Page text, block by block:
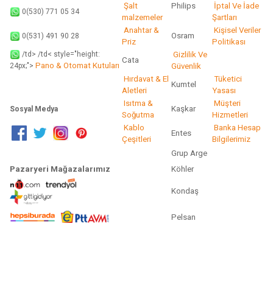
0(530) 771 05 34
Şalt
malzemeler
Philips
İptal Ve İade
Şartları
0(531) 491 90 28
Anahtar &
Priz
Osram
Kişisel Veriler
Politikası
/td> /td< style="height:
24px;"> Pano & Otomat Kutuları
Cata
Gizlilik Ve
Güvenlik
Hırdavat & El
Aletleri
Kumtel
Tüketici
Yasası
Sosyal Medya
Isıtma &
Soğutma
Kaşkar
Müşteri
Hizmetleri
Kablo
Çeşitleri
Entes
Banka Hesap
Bilgilerimiz
Grup Arge
Pazaryeri Mağazalarımız
Köhler
Kondaş
Pelsan